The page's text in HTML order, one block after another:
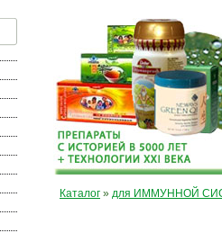
Каталог » для ИММУННОЙ